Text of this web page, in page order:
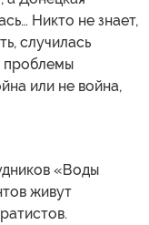
Никто не знает,
случилась
проблемы
или не война,
«Воды
живут